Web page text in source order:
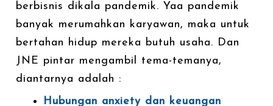
berbisnis dikala pandemik. Yaa pandemik
banyak merumahkan karyawan, maka untuk
bertahan hidup mereka butuh usaha. Dan
JNE pintar mengambil tema-temanya,
diantarnya adalah :
Hubungan anxiety dan keuangan